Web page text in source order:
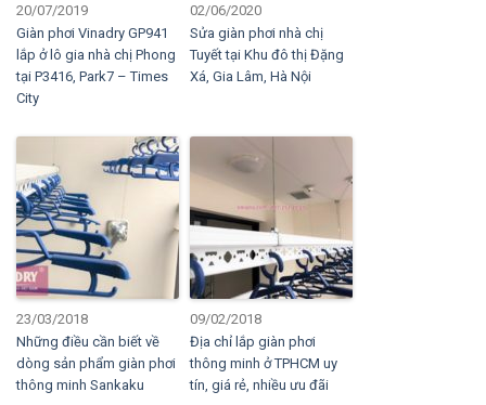
20/07/2019
Giàn phơi Vinadry GP941
lắp ở lô gia nhà chị Phong
tại P3416, Park7 – Times
City
02/06/2020
Sửa giàn phơi nhà chị
Tuyết tại Khu đô thị Đặng
Xá, Gia Lâm, Hà Nội
23/03/2018
Những điều cần biết về
dòng sản phẩm giàn phơi
thông minh Sankaku
09/02/2018
Địa chỉ lắp giàn phơi
thông minh ở TPHCM uy
tín, giá rẻ, nhiều ưu đãi